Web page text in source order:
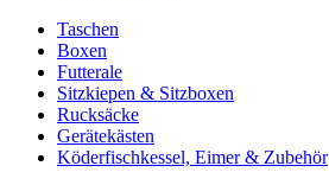
Taschen
Boxen
Futterale
Sitzkiepen & Sitzboxen
Rucksäcke
Gerätekästen
Köderfischkessel, Eimer & Zubehör